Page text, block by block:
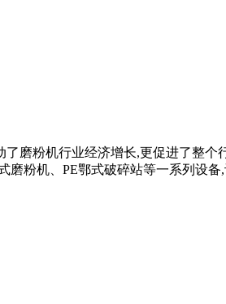
磨粉机行业经济增长,更促进了整
磨粉机、PE鄂式破碎站等一系列设备,